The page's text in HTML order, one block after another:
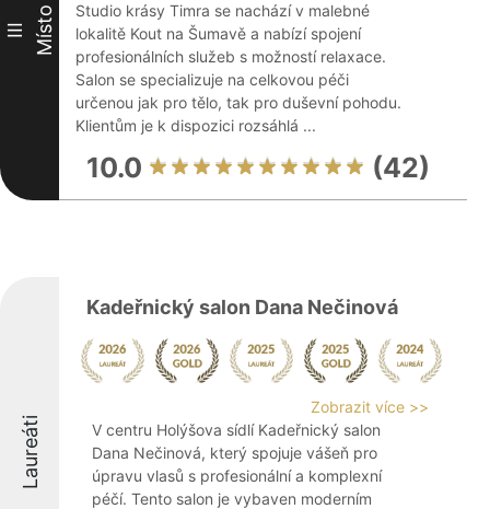
III Místo
Studio krásy Timra se nachází v malebné
lokalitě Kout na Šumavě a nabízí spojení
profesionálních služeb s možností relaxace.
Salon se specializuje na celkovou péči
určenou jak pro tělo, tak pro duševní pohodu.
Klientům je k dispozici rozsáhlá ...
10.0 (42)
Laureáti
Kadeřnický salon Dana Nečinová
Zobrazit více >>
V centru Holýšova sídlí Kadeřnický salon
Dana Nečinová, který spojuje vášeň pro
úpravu vlasů s profesionální a komplexní
péčí. Tento salon je vybaven moderním